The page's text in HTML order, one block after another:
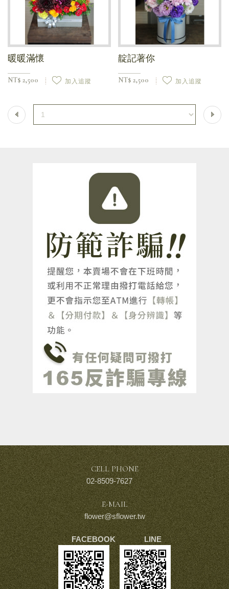
暖暖滿懷
NT$ 2,500 加入追蹤
靛記著你
NT$ 2,500 加入追蹤
CELL PHONE
02-8509-7627
E-MAIL
flower@sflower.tw
FACEBOOK LINE